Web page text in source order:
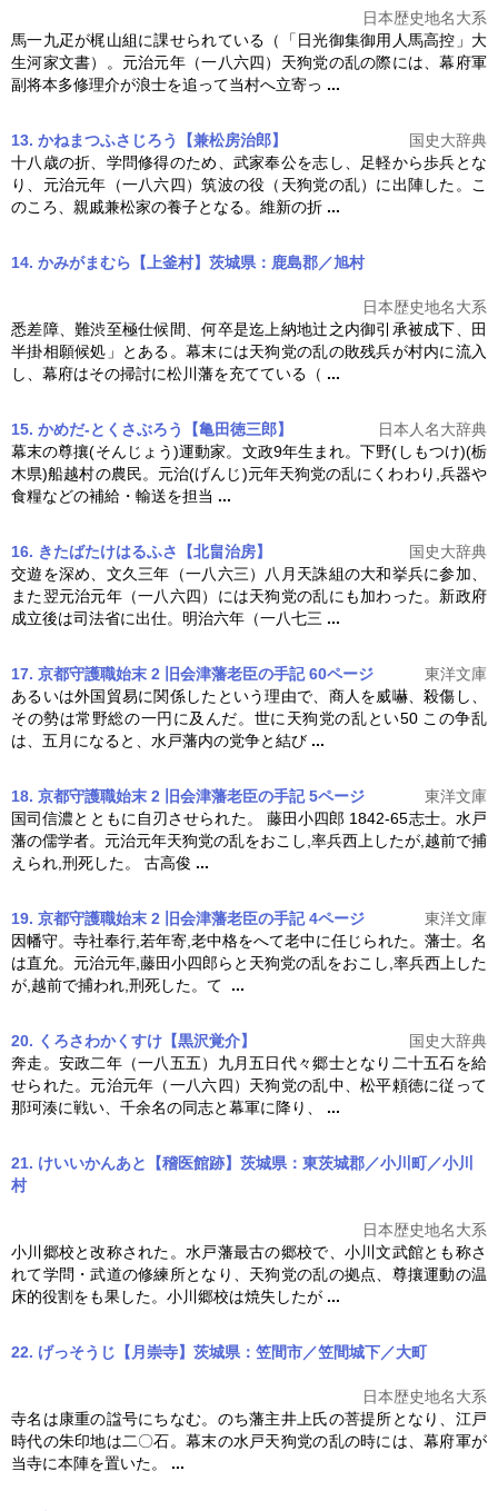
日本歴史地名大系
馬一九疋が梶山組に課せられている（「日光御集御用人馬高控」大
生河家文書）。元治元年（一八六四） 天狗党の乱の際には、幕府軍
副将本多修理介が浪士を追って当村へ立寄っ ...
13. かねまつふさじろう【兼松房治郎】
国史大辞典
十八歳の折、学問修得のため、武家奉公を志し、足軽から歩兵とな
り、元治元年（一八六四）筑波の役（ 天狗党の乱）に出陣した。こ
のころ、親戚兼松家の養子となる。維新の折 ...
14. かみがまむら【上釜村】茨城県：鹿島郡／旭村
日本歴史地名大系
悉差障、難渋至極仕候間、何卒是迄上納地辻之内御引承被成下、田
半掛相願候処」とある。幕末には天狗党の乱の敗残兵が村内に流入
し、幕府はその掃討に松川藩を充てている（ ...
15. かめだ-とくさぶろう【亀田徳三郎】
日本人名大辞典
幕末の尊攘(そんじょう)運動家。文政9年生まれ。下野(しもつけ)(栃
木県)船越村の農民。元治(げんじ)元年天狗党の乱にくわわり,兵器や
食糧などの補給・輸送を担当 ...
16. きたばたけはるふさ【北畠治房】
国史大辞典
交遊を深め、文久三年（一八六三）八月天誅組の大和挙兵に参加、
また翌元治元年（一八六四）には天狗党の乱にも加わった。新政府
成立後は司法省に出仕。明治六年（一八七三 ...
17. 京都守護職始末 2 旧会津藩老臣の手記 60ページ
東洋文庫
あるいは外国貿易に関係したという理由で、商人を威嚇、殺傷し、
その勢は常野総の一円に及んだ。世に 天狗党の乱とい50 この争乱
は、五月になると、水戸藩内の党争と結び ...
18. 京都守護職始末 2 旧会津藩老臣の手記 5ページ
東洋文庫
国司信濃とともに自刃させられた。 藤田小四郎 1842-65志士。水戸
藩の儒学者。元治元年天狗党の乱をおこし,率兵西上したが,越前で捕
えられ,刑死した。 古高俊 ...
19. 京都守護職始末 2 旧会津藩老臣の手記 4ページ
東洋文庫
因幡守。寺社奉行,若年寄,老中格をへて老中に任じられた。藩士。名
は直允。元治元年,藤田小四郎らと 天狗党の乱をおこし,率兵西上した
が,越前で捕われ,刑死した。て ...
20. くろさわかくすけ【黒沢覚介】
国史大辞典
奔走。安政二年（一八五五）九月五日代々郷士となり二十五石を給
せられた。元治元年（一八六四） 天狗党の乱中、松平頼徳に従って
那珂湊に戦い、千余名の同志と幕軍に降り、 ...
21. けいいかんあと【稽医館跡】茨城県：東茨城郡／小川町／小川
村
日本歴史地名大系
小川郷校と改称された。水戸藩最古の郷校で、小川文武館とも称さ
れて学問・武道の修練所となり、 天狗党の乱の拠点、尊攘運動の温
床的役割をも果した。小川郷校は焼失したが ...
22. げっそうじ【月崇寺】茨城県：笠間市／笠間城下／大町
日本歴史地名大系
寺名は康重の諡号にちなむ。のち藩主井上氏の菩提所となり、江戸
時代の朱印地は二〇石。幕末の水戸天狗党の乱の時には、幕府軍が
当寺に本陣を置いた。 ...